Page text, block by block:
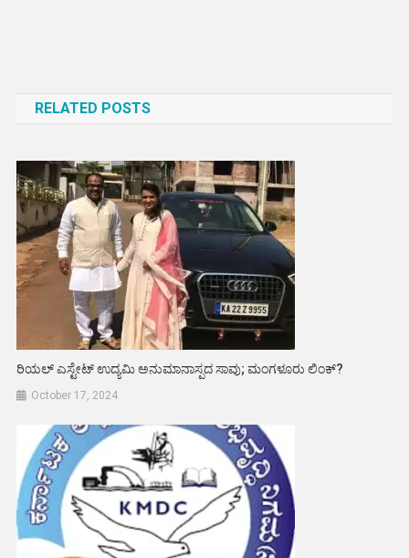
RELATED POSTS
ರಿಯಲ್ ಎಸ್ಟೇಟ್ ಉದ್ಯಮಿ ಅನುಮಾನಾಸ್ಪದ ಸಾವು; ಮಂಗಳೂರು ಲಿಂಕ್?
October 17, 2024